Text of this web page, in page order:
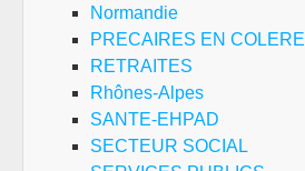
Normandie
PRECAIRES EN COLERE
RETRAITES
Rhônes-Alpes
SANTE-EHPAD
SECTEUR SOCIAL